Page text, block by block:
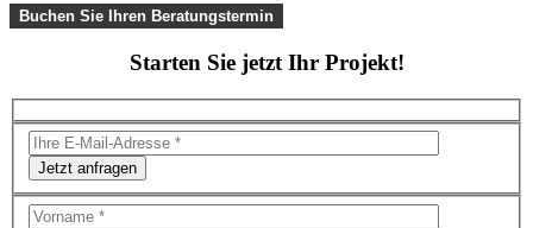
Buchen Sie Ihren Beratungstermin
Starten Sie jetzt Ihr Projekt!
Jetzt anfragen